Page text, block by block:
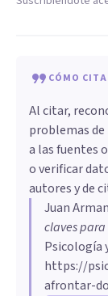
CÓMO
Al citar,
problemas
a las fuentes
o verificar
autores y de
Juan
claves
Psicología
https://
afrontar-